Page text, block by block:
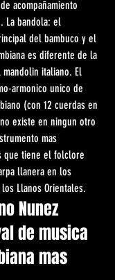
acompañamiento
La bandola: el
del bambuco y el
es diferente de la
italiano. El
armonico unico de
(con 12 cuerdas en
existe en ningun otro
mas
que tiene el folclore
llanera en los
Llanos Orientales.
Nunez
de musica
mas